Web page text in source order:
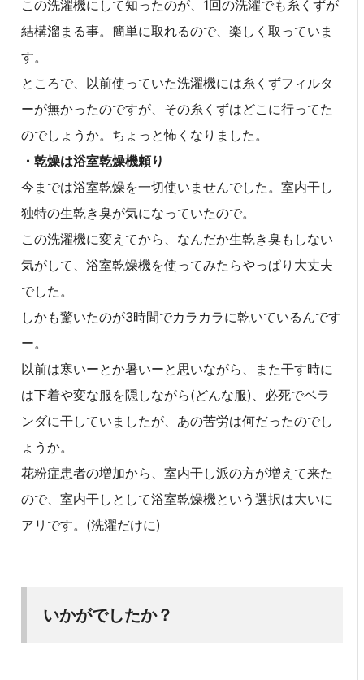
この洗濯機にして知ったのが、1回の洗濯でも糸くずが
結構溜まる事。簡単に取れるので、楽しく取っていま
す。
ところで、以前使っていた洗濯機には糸くずフィルタ
ーが無かったのですが、その糸くずはどこに行ってた
のでしょうか。ちょっと怖くなりました。
・乾燥は浴室乾燥機頼り
今までは浴室乾燥を一切使いませんでした。室内干し
独特の生乾き臭が気になっていたので。
この洗濯機に変えてから、なんだか生乾き臭もしない
気がして、浴室乾燥機を使ってみたらやっぱり大丈夫
でした。
しかも驚いたのが3時間でカラカラに乾いているんです
ー。
以前は寒いーとか暑いーと思いながら、また干す時に
は下着や変な服を隠しながら(どんな服)、必死でベラ
ンダに干していましたが、あの苦労は何だったのでし
ょうか。
花粉症患者の増加から、室内干し派の方が増えて来た
ので、室内干しとして浴室乾燥機という選択は大いに
アリです。(洗濯だけに)
いかがでしたか？